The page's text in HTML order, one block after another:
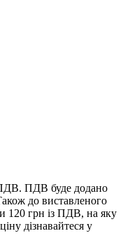
ПДВ буде додано
до виставленого
120 грн із ПДВ, на яку
дізнавайтеся у